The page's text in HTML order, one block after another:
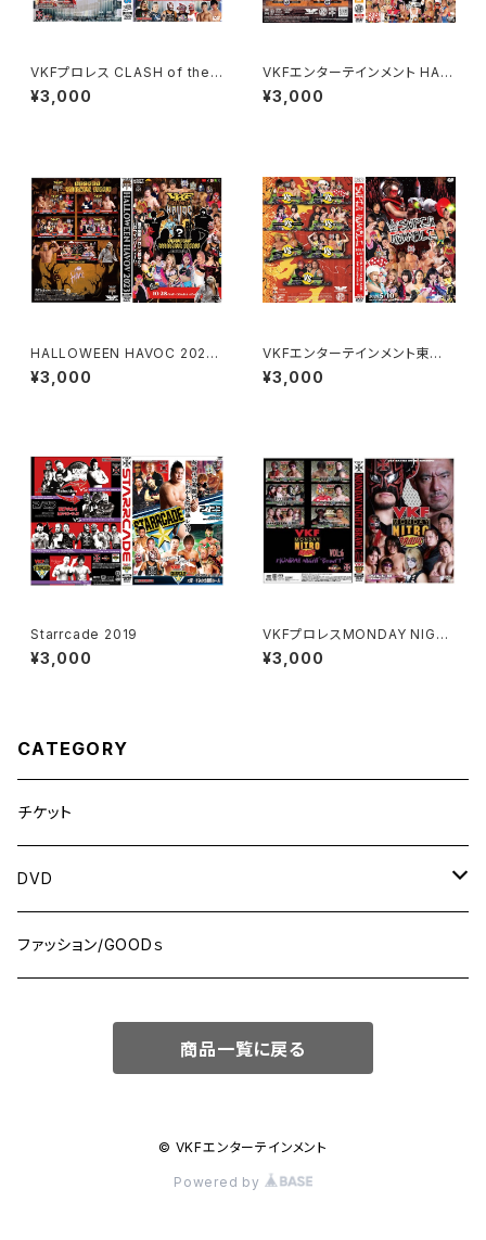
VKFプロレス CLASH of the
Champions 2021
¥3,000
VKFエンターテインメント HAL
LOWEEN HAVOC 2025（ハロ
ウィン ハボック）
¥3,000
HALLOWEEN HAVOC 2023
（ハロウィン ハボック）
¥3,000
VKFエンターテインメント東京
大会 YouTube収録テーピング
マッチ "SUPER RUMBLE 202
¥3,000
Starrcade 2019
¥3,000
VKFプロレスMONDAY NIGH
T ”Brawl”! VOL6
¥3,000
CATEGORY
チケット
DVD
MONDAY NIGHT ”Brawl”! シリーズ
ファッション/GOODｓ
商品一覧に戻る
© VKFエンターテインメント
Powered by